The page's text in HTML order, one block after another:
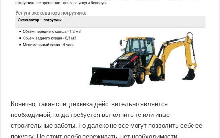
Конечно, такая спецтехника действительно является
необходимой, когда требуется выполнить те или иные
строительные работы. Но далеко не все могут позволить себе ее
покупку. Не стоит особо переживать, нет необходимости